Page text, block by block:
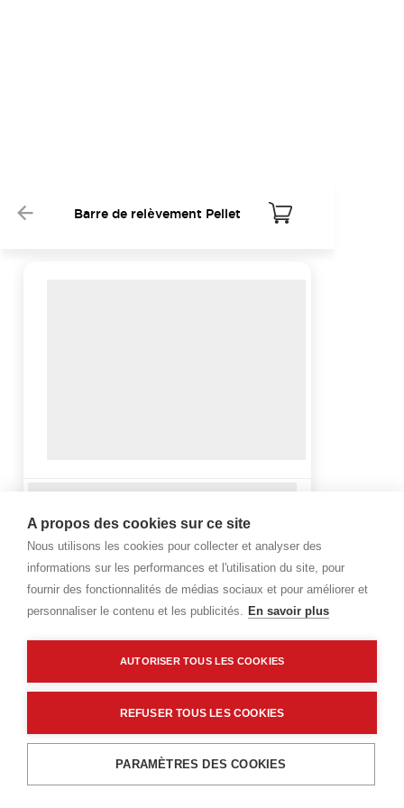
A propos des cookies sur ce site
Nous utilisons les cookies pour collecter et analyser des
informations sur les performances et l'utilisation du site, pour
fournir des fonctionnalités de médias sociaux et pour améliorer et
personnaliser le contenu et les publicités. En savoir plus
AUTORISER TOUS LES COOKIES
REFUSER TOUS LES COOKIES
PARAMÈTRES DES COOKIES
Barre de relèvement Pellet